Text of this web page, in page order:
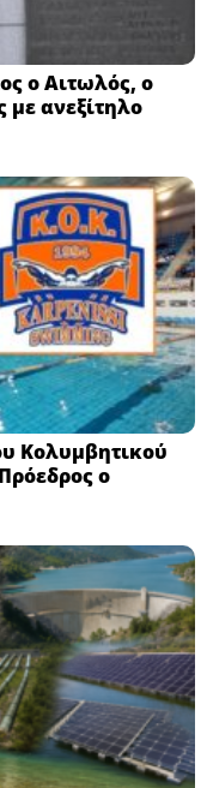
ο Αιτωλός, ο
με ανεξίτηλο
Κολυμβητικού
ο